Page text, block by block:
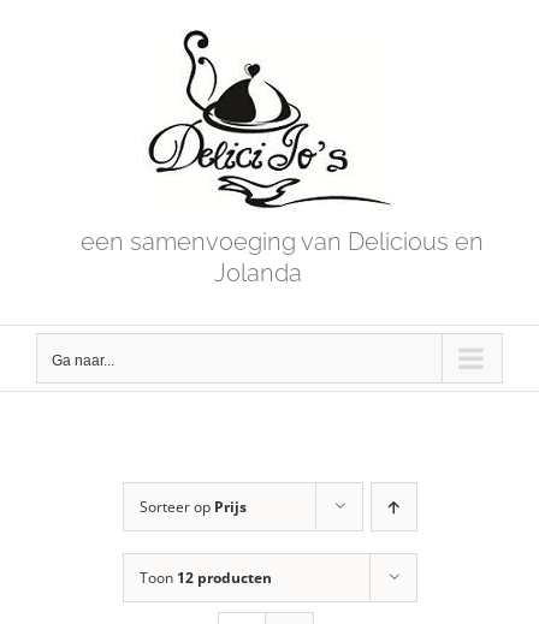
een samenvoeging van Delicious en
Jolanda
Ga naar...
Sorteer op Prijs
Toon 12 producten